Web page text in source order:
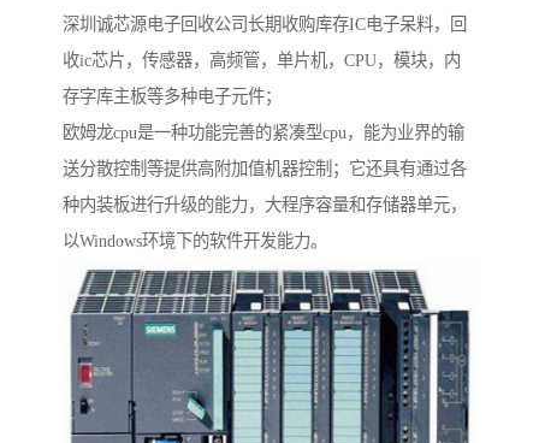
深圳诚芯源电子回收公司长期收购库存IC电子呆料，回
收ic芯片，传感器，高频管，单片机，CPU，模块，内
存字库主板等多种电子元件；
欧姆龙cpu是一种功能完善的紧凑型cpu，能为业界的输
送分散控制等提供高附加值机器控制；它还具有通过各
种内装板进行升级的能力，大程序容量和存储器单元，
以Windows环境下的软件开发能力。